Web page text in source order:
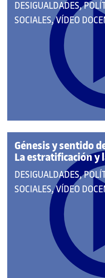
QUE
PERTENECE
CATEGORÍAS:
DESIGUALDADES,
SOCIALES, VÍDEO
Génesis y sentido
La estratificación y
QUE
PERTENECE
CATEGORÍAS:
DESIGUALDADES,
SOCIALES, VÍDEO